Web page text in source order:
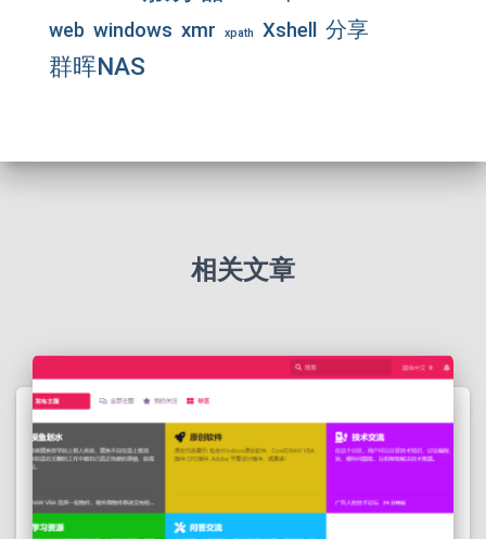
web windows xmr xpath Xshell 分享
群晖NAS
相关文章